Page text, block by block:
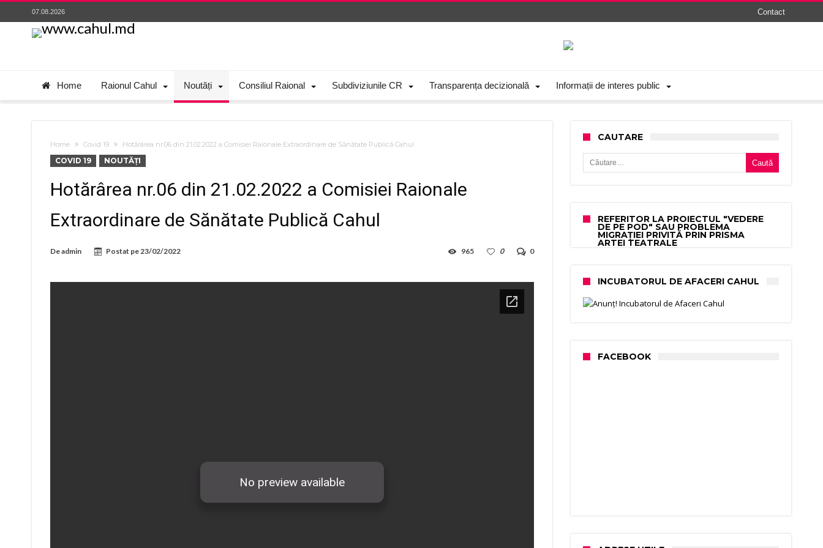
07.08.2026 Contact
Home Raionul Cahul Noutăți Consiliul Raional Subdiviziunile CR Transparența decizională Informații de interes public
Home Covid 19 Hotărârea nr.06 din 21.02.2022 a Comisiei Raionale Extraordinare de Sănătate Publică Cahul
COVID 19 NOUTĂȚI
Hotărârea nr.06 din 21.02.2022 a Comisiei Raionale
Extraordinare de Sănătate Publică Cahul
Deadmin Postat pe23/02/2022 0
0
965
CAUTARE
Caută după:
REFERITOR LA PROIECTUL "VEDERE
DE PE POD" SAU PROBLEMA
MIGRAȚIEI PRIVITĂ PRIN PRISMA
ARTEI TEATRALE
INCUBATORUL DE AFACERI CAHUL
FACEBOOK